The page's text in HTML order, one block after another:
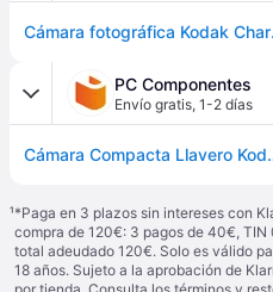
PC Componentes
Envío gratis, 1-2 días
Cámara Compacta
¹*Paga en 3 plazos sin intereses con
compra de 120€: 3 pagos de 40€, TIN
total adeudado 120€. Solo es válido
18 años. Sujeto a la aprobación de